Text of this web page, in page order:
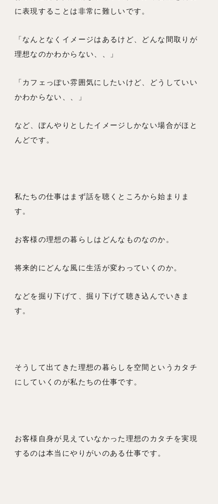
に表現することは非常に難しいです。
「なんとなくイメージはあるけど、どんな間取りが
理想なのかわからない、、」
「カフェっぽい雰囲気にしたいけど、どうしていい
かわからない、、」
など、ぼんやりとしたイメージしかない場合がほと
んどです。
私たちの仕事はまず話を聴くところから始まりま
す。
お客様の理想の暮らしはどんなものなのか。
将来的にどんな風に生活が変わっていくのか。
などを掘り下げて、掘り下げて聴き込んでいきま
す。
そうして出てきた理想の暮らしを空間というカタチ
にしていくのが私たちの仕事です。
お客様自身が見えていなかった理想のカタチを実現
するのは本当にやりがいのある仕事です。